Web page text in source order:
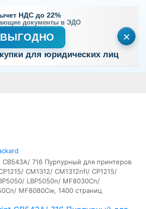
НДС до 22%
документы в ЭДО
ВЫГОДНО
для юридических лиц
×
716 Пурпурный для принтеров
CM1312/ CM1312nfi/ CP1215/
LBP5050n/ MF8030Cn/
MF8080Cw, 1400 страниц